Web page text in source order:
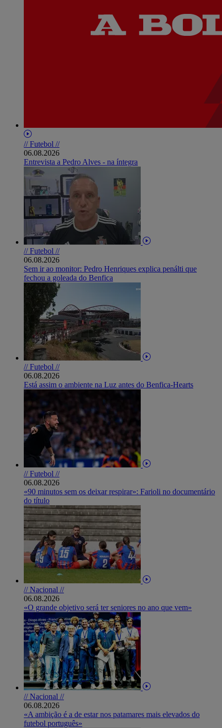
// Futebol //
06.08.2026
Entrevista a Pedro Alves - na íntegra
// Futebol //
06.08.2026
Sem ir ao monitor: Pedro Henriques explica penálti que
fechou a goleada do Benfica
// Futebol //
06.08.2026
Está assim o ambiente na Luz antes do Benfica-Hearts
// Futebol //
06.08.2026
«90 minutos sem os deixar respirar»: Farioli no documentário
do título
// Nacional //
06.08.2026
«O grande objetivo será ter seniores no ano que vem»
// Nacional //
06.08.2026
«A ambição é a de estar nos patamares mais elevados do
futebol português»